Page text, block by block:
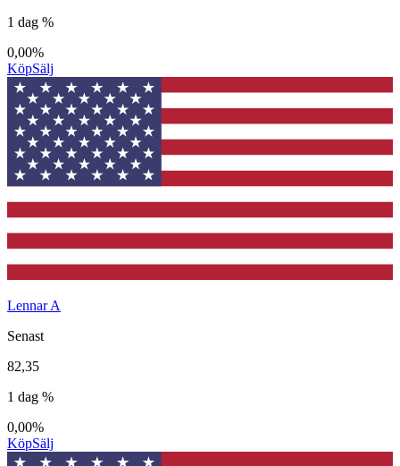
1 dag %
0,00%
KöpSälj
Lennar A
Senast
82,35
1 dag %
0,00%
KöpSälj